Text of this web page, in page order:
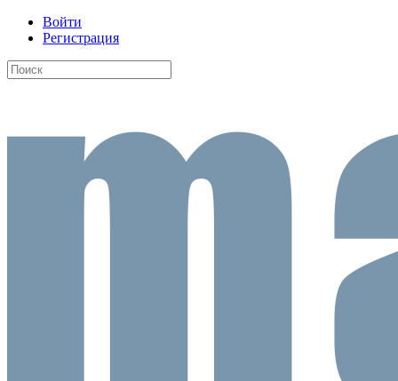
Войти
Регистрация